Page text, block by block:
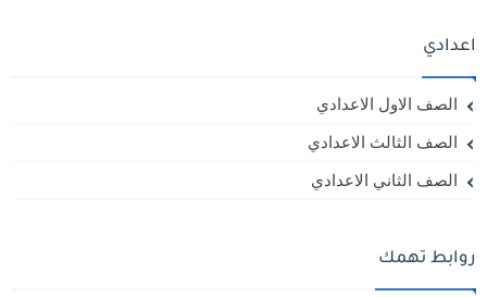
اعدادي
الصف الاول الاعدادي
الصف الثالث الاعدادي
الصف الثاني الاعدادي
روابط تهمك